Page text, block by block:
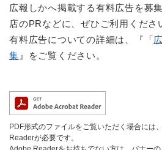
広報しかへ掲載する有料広告を募
店のPRなどに、ぜひご利用くださ
有料広告についての詳細は、『「
集 』をご覧ください。
PDF形式のファイルをご覧いただく場合には
Readerが必要です。